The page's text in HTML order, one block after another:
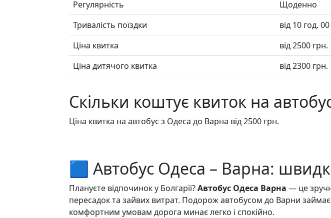
Регулярність
Щоденно
Тривалість поїздки
від 10 год.
Ціна квитка
від 2500 грн.
Ціна дитячого квитка
від 2300 грн.
Скільки коштує квиток на
Ціна квитка на автобус з Одеса до Варна від 2500 грн.
🟦 Автобус Одеса – Варна:
Плануєте відпочинок у Болгарії?Автобус Одеса Варна — це
пересадок та зайвих витрат. Подорож автобусом до Варни
комфортним умовам дорога минає легко і спокійно.